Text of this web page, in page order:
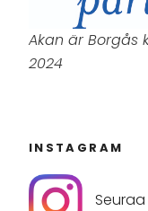
Akan är Borgås
2024
INSTAGRAM